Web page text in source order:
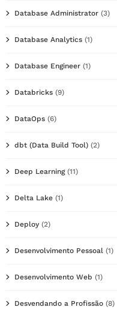
Database Administrator (3)
Database Analytics (1)
Database Engineer (1)
Databricks (9)
DataOps (6)
dbt (Data Build Tool) (2)
Deep Learning(11)
Delta Lake (1)
Deploy (2)
Desenvolvimento Pessoal (1)
Desenvolvimento Web (1)
Desvendando a Profissão (8)